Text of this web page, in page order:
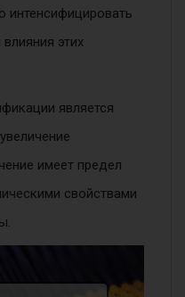
интенсифицировать
этих
является
имеет предел
свойствами